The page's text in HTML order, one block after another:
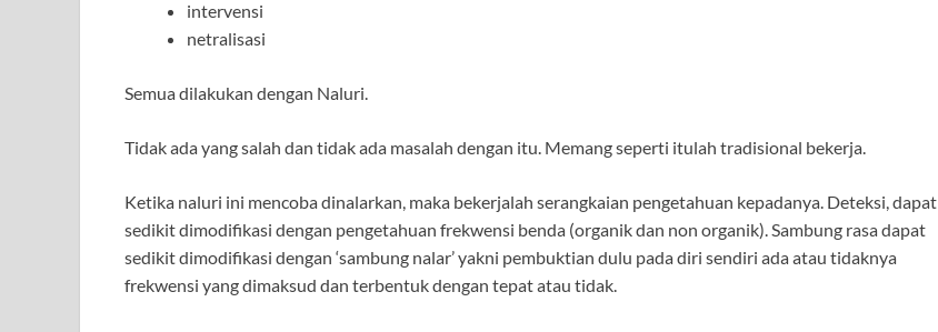
intervensi
netralisasi
Semua dilakukan dengan Naluri.
Tidak ada yang salah dan tidak ada masalah dengan itu. Memang seperti itulah tradisional bekerja.
Ketika naluri ini mencoba dinalarkan, maka bekerjalah serangkaian pengetahuan kepadanya. Deteksi, dapat
sedikit dimodifikasi dengan pengetahuan frekwensi benda (organik dan non organik). Sambung rasa dapat
sedikit dimodifikasi dengan ‘sambung nalar’ yakni pembuktian dulu pada diri sendiri ada atau tidaknya
frekwensi yang dimaksud dan terbentuk dengan tepat atau tidak.